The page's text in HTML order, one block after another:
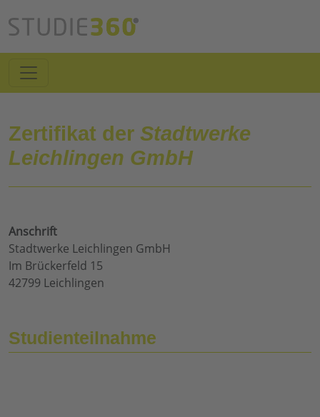
Zertifikat der Stadtwerke
Leichlingen GmbH
Anschrift
Stadtwerke Leichlingen GmbH
Im Brückerfeld 15
42799 Leichlingen
Studienteilnahme